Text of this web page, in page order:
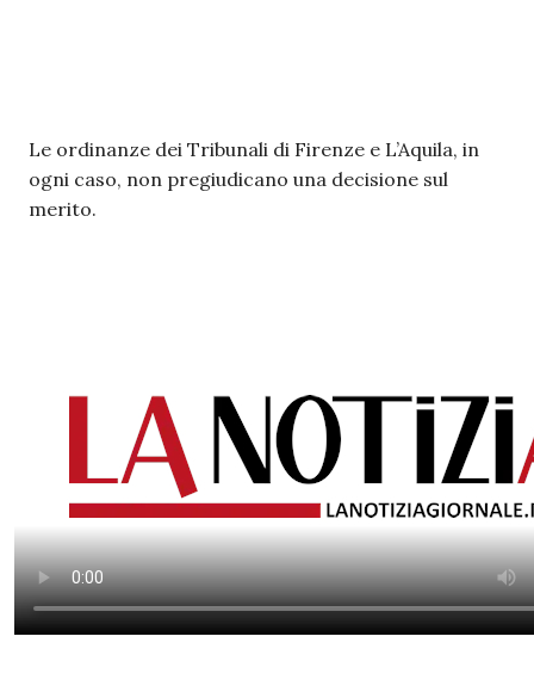
Le ordinanze dei Tribunali di Firenze e L’Aquila, in
ogni caso, non pregiudicano una decisione sul
merito.